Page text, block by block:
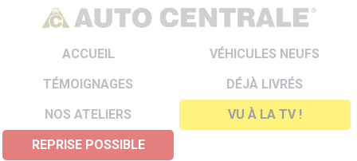
ACCUEIL
VÉHICULES NEUFS
TÉMOIGNAGES
DÉJÀ LIVRÉS
NOS ATELIERS
VU À LA TV !
REPRISE POSSIBLE